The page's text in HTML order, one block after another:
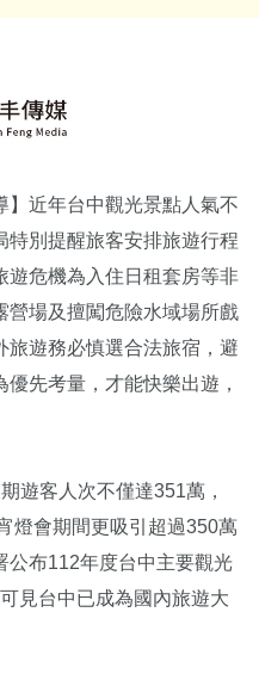
】近年台中觀光景點人氣不
特別提醒旅客安排旅遊行程
遊危機為入住日租套房等非
營場及擅闖危險水域場所戲
旅遊務必慎選合法旅宿，避
先考量，才能快樂出遊，
遊客人次不僅達351萬，
燈會期間更吸引超過350萬
公布112年度台中主要觀光
見台中已成為國內旅遊大